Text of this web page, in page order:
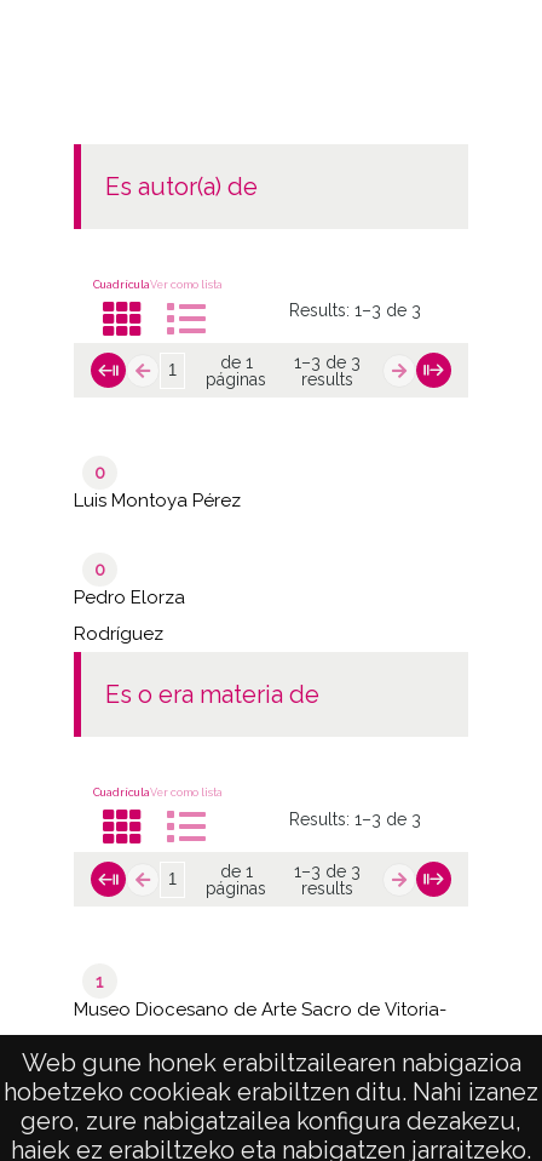
Web gune honek erabiltzailearen nabigazioa
hobetzeko cookieak erabiltzen ditu. Nahi izanez
gero, zure nabigatzailea konfigura dezakezu,
haiek ez erabiltzeko eta nabigatzen jarraitzeko.
es autor(a) de
CuadrículaVer como lista
Results:1–3 de 3
de 1
páginas
1–3 de 3
results
0
Luis Montoya Pérez
0
Pedro Elorza
Rodríguez
es o era materia de
CuadrículaVer como lista
Results:1–3 de 3
de 1
páginas
1–3 de 3
results
1
Museo Diocesano de Arte Sacro de Vitoria-
de 1
páginas
1–3 de 3
results